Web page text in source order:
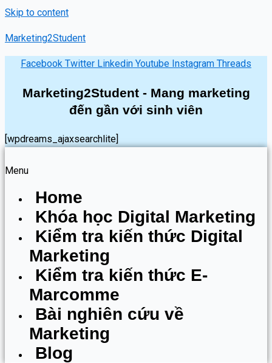
Skip to content
Marketing2Student
Facebook Twitter Linkedin Youtube Instagram Threads
Marketing2Student - Mang marketing
đến gần với sinh viên
[wpdreams_ajaxsearchlite]
Menu
Home
Khóa học Digital Marketing
Kiểm tra kiến thức Digital
Marketing
Kiểm tra kiến thức E-
Marcomme
Bài nghiên cứu về
Marketing
Blog